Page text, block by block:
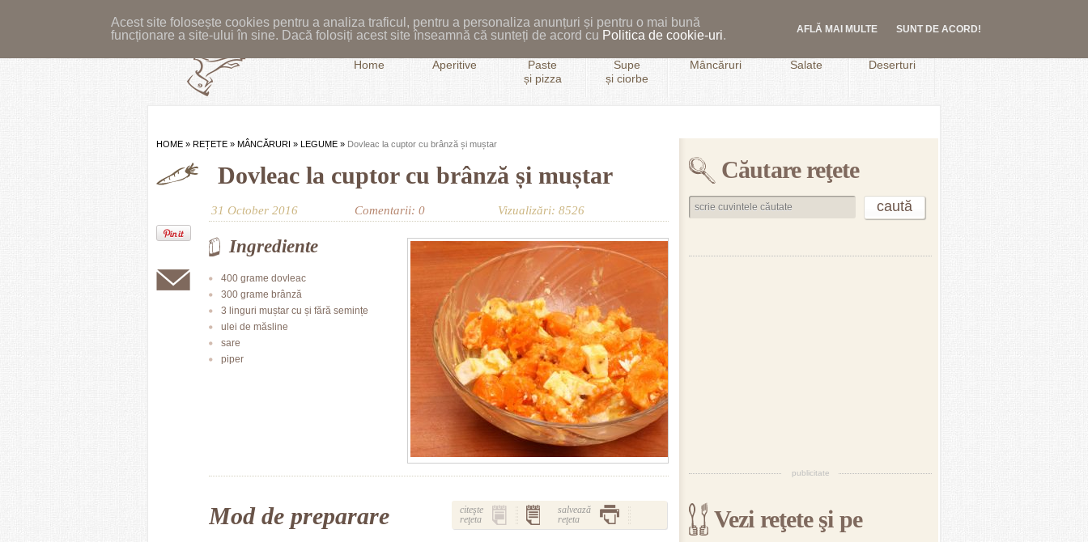
Acest site folosește cookies pentru a analiza traficul, pentru a personaliza anunțuri și pentru o mai bună
funcționare a site-ului în sine. Dacă folosiți acest site înseamnă că sunteți de acord cu Politica de cookie-uri. AFLĂ MAI MULTE SUNT DE ACORD!
Home Aperitive
Paste
și pizza
Supe
și ciorbe
Mâncăruri Salate Deserturi
HOME » REȚETE » MÂNCĂRURI » LEGUME » Dovleac la cuptor cu brânză și muștar
Dovleac la cuptor cu brânză și muștar
31 October 2016 Comentarii: 0 Vizualizări: 8526
Ingrediente
400 grame dovleac
300 grame brânză
3 linguri muștar cu și fără semințe
ulei de măsline
sare
piper
Mod de preparare
citeşte
reţeta
salvează
reţeta
Căutare reţete
publicitate
Vezi reţete şi pe